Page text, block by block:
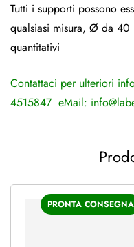
Tutti i supporti possono
qualsiasi misura, Ø da
quantitativi
Contattaci per ulteriori
4515847 eMail:
PRONTA CONSEGNA